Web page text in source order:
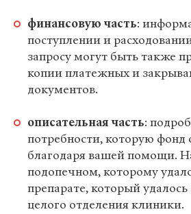
финансовую часть:
поступлении и
запросу могут быть также
копии платежных и
документов.
описательная часть:
потребности, которую фонд
благодаря вашей помощи.
подопечном, которому
препарате, который удалось
целого отделения клиники.